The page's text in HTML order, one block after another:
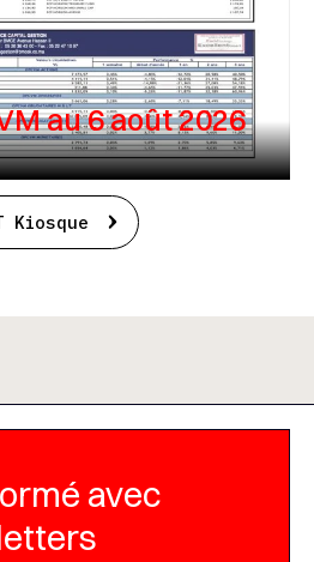
au 6 août 2026
Kiosque
avec